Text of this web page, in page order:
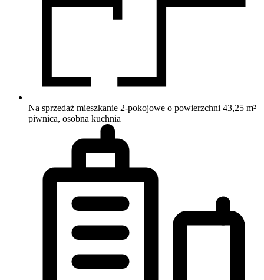
Na sprzedaż mieszkanie 2-pokojowe o powierzchni 43,25 m²
piwnica, osobna kuchnia